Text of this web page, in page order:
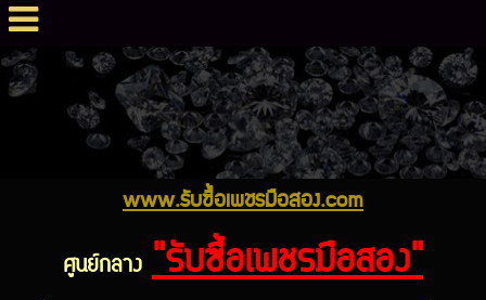
www.รับซื้อเพชรมือสอง.com
ศูนย์กลาง "รับซื้อเพชรมือสอง"